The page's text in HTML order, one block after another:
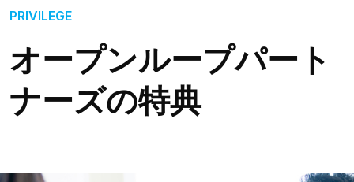
PRIVILEGE
オープンループパート
ナーズの特典